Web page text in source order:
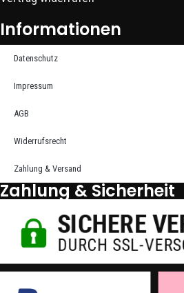
Informationen
Datenschutz
Impressum
AGB
Widerrufsrecht
Zahlung & Versand
Zahlung & Sicherheit